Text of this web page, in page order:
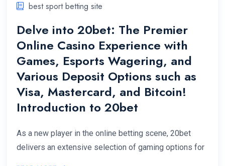
best sport betting site
Delve into 20bet: The Premier
Online Casino Experience with
Games, Esports Wagering, and
Various Deposit Options such as
Visa, Mastercard, and Bitcoin!
Introduction to 20bet
As a new player in the online betting scene, 20bet
delivers an extensive selection of gaming options for